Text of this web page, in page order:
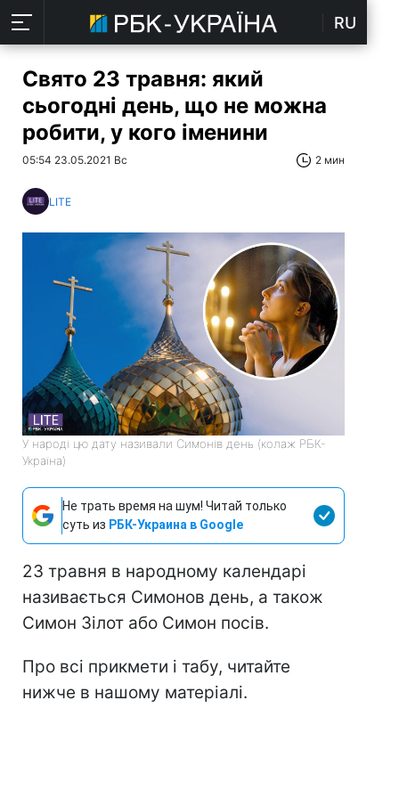
RU
Свято 23 травня: який
сьогодні день, що не можна
робити, у кого іменини
05:54 23.05.2021 Вс 2 мин
LITE
У народі цю дату називали Симонів день (колаж РБК-
Україна)
Не трать время на шум! Читай только
суть из РБК-Украина в Google
23 травня в народному календарі
називається Симонов день, а також
Симон Зілот або Симон посів.
Про всі прикмети і табу, читайте
нижче в нашому матеріалі.